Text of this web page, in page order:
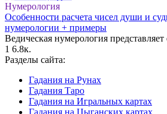
Нумерология
Особенности расчета чисел души и
нумерологии + примеры
Ведическая нумерология
1 6.8к.
Разделы сайта:
Гадания на Рунах
Гадания Таро
Гадания на Игральных картах
Гадания на Цыганских картах